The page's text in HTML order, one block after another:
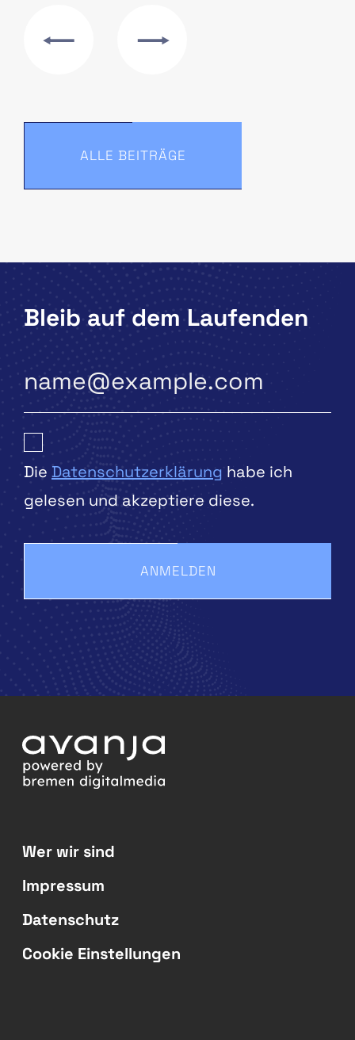
ALLE BEITRÄGE
Bleib auf dem Laufenden
Die Datenschutzerklärung habe ich
gelesen und akzeptiere diese.
ANMELDEN
Wer wir sind
Impressum
Datenschutz
Cookie Einstellungen